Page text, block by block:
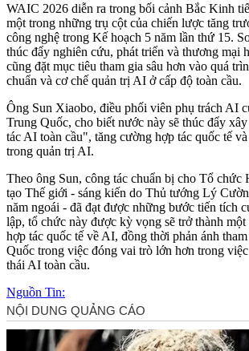
WAIC 2026 diễn ra trong bối cảnh Bắc Kinh
một trong những trụ cột của chiến lược tăng
công nghệ trong Kế hoạch 5 năm lần thứ 15.
thúc đẩy nghiên cứu, phát triển và thương mại
cũng đặt mục tiêu tham gia sâu hơn vào quá
chuẩn và cơ chế quản trị AI ở cấp độ toàn cầu.
Ông Sun Xiaobo, điều phối viên phụ trách AI
Trung Quốc, cho biết nước này sẽ thúc đẩy
tác AI toàn cầu", tăng cường hợp tác quốc tế
trong quản trị AI.
Theo ông Sun, công tác chuẩn bị cho Tổ chức
tạo Thế giới - sáng kiến do Thủ tướng Lý
năm ngoái - đã đạt được những bước tiến tích
lập, tổ chức này được kỳ vọng sẽ trở thành một
hợp tác quốc tế về AI, đồng thời phản ánh
Quốc trong việc đóng vai trò lớn hơn trong
thái AI toàn cầu.
Nguồn Tin: